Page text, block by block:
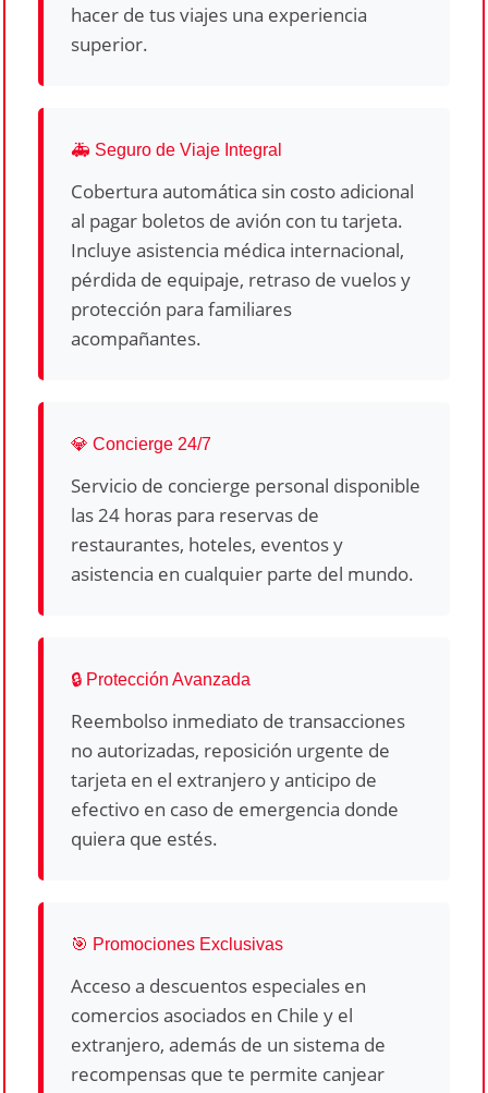
hacer de tus viajes una experiencia
superior.
🚑 Seguro de Viaje Integral
Cobertura automática sin costo adicional
al pagar boletos de avión con tu tarjeta.
Incluye asistencia médica internacional,
pérdida de equipaje, retraso de vuelos y
protección para familiares
acompañantes.
💎 Concierge 24/7
Servicio de concierge personal disponible
las 24 horas para reservas de
restaurantes, hoteles, eventos y
asistencia en cualquier parte del mundo.
🔒 Protección Avanzada
Reembolso inmediato de transacciones
no autorizadas, reposición urgente de
tarjeta en el extranjero y anticipo de
efectivo en caso de emergencia donde
quiera que estés.
🎯 Promociones Exclusivas
Acceso a descuentos especiales en
comercios asociados en Chile y el
extranjero, además de un sistema de
recompensas que te permite canjear